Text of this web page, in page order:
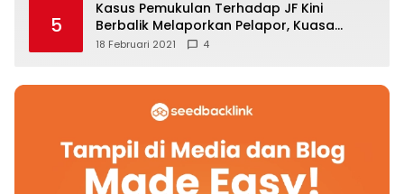
5
Kasus Pemukulan Terhadap JF Kini
Berbalik Melaporkan Pelapor, Kuasa
Hukum Angkat Bicara
18 Februari 2021 4